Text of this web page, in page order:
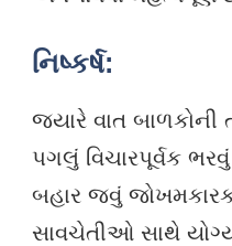
નિષ્કર્ષ:
જ્યારે વાત બાળકોની
પગલું વિચારપૂર્વક
બહાર જવું
સાવચેતીઓ સાથે